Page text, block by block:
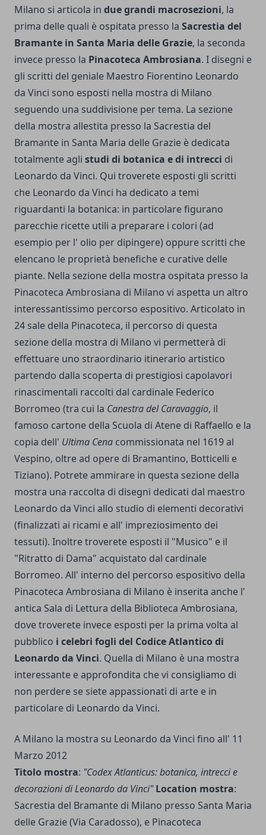
Milano si articola in due grandi macrosezioni, la
prima delle quali è ospitata presso la Sacrestia del
Bramante in Santa Maria delle Grazie, la seconda
invece presso la Pinacoteca Ambrosiana. I disegni e
gli scritti del geniale Maestro Fiorentino Leonardo
da Vinci sono esposti nella mostra di Milano
seguendo una suddivisione per tema. La sezione
della mostra allestita presso la Sacrestia del
Bramante in Santa Maria delle Grazie è dedicata
totalmente agli studi di botanica e di intrecci di
Leonardo da Vinci. Qui troverete esposti gli scritti
che Leonardo da Vinci ha dedicato a temi
riguardanti la botanica: in particolare figurano
parecchie ricette utili a preparare i colori (ad
esempio per l' olio per dipingere) oppure scritti che
elencano le proprietà benefiche e curative delle
piante. Nella sezione della mostra ospitata presso la
Pinacoteca Ambrosiana di Milano vi aspetta un altro
interessantissimo percorso espositivo. Articolato in
24 sale della Pinacoteca, il percorso di questa
sezione della mostra di Milano vi permetterà di
effettuare uno straordinario itinerario artistico
partendo dalla scoperta di prestigiosi capolavori
rinascimentali raccolti dal cardinale Federico
Borromeo (tra cui la Canestra del Caravaggio, il
famoso cartone della Scuola di Atene di Raffaello e la
copia dell' Ultima Cena commissionata nel 1619 al
Vespino, oltre ad opere di Bramantino, Botticelli e
Tiziano). Potrete ammirare in questa sezione della
mostra una raccolta di disegni dedicati dal maestro
Leonardo da Vinci allo studio di elementi decorativi
(finalizzati ai ricami e all' impreziosimento dei
tessuti). Inoltre troverete esposti il "Musico" e il
"Ritratto di Dama" acquistato dal cardinale
Borromeo. All' interno del percorso espositivo della
Pinacoteca Ambrosiana di Milano è inserita anche l'
antica Sala di Lettura della Biblioteca Ambrosiana,
dove troverete invece esposti per la prima volta al
pubblico i celebri fogli del Codice Atlantico di
Leonardo da Vinci. Quella di Milano è una mostra
interessante e approfondita che vi consigliamo di
non perdere se siete appassionati di arte e in
particolare di Leonardo da Vinci.
A Milano la mostra su Leonardo da Vinci fino all' 11
Marzo 2012
Titolo mostra: "Codex Atlanticus: botanica, intrecci e
decorazioni di Leonardo da Vinci" Location mostra:
Sacrestia del Bramante di Milano presso Santa Maria
delle Grazie (Via Caradosso), e Pinacoteca